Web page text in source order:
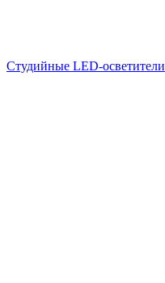
Студийные LED-осветители